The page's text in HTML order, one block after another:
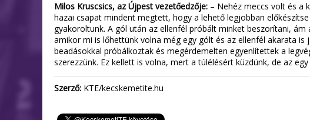
Milos Kruscsics, az Újpest vezetőedzője: – Nehéz meccs volt és a
hazai csapat mindent megtett, hogy a lehető legjobban
gyakoroltunk. A gól után az ellenfél próbált minket beszorítani,
amikor mi is lőhettünk volna még egy gólt és az ellenfél akarata
beadásokkal próbálkoztak és megérdemelten egyenlítettek a
szerezzünk. Ez kellett is volna, mert a túlélésért küzdünk, de az
Szerző: KTE/kecskemetite.hu